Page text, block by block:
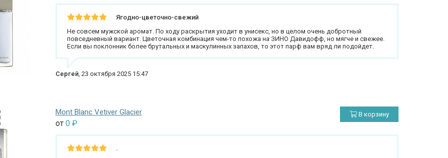
Ягодно-цветочно-свежий
Не совсем мужской аромат. По ходу раскрытия уходит в унисекс, но в целом очень добротный
повседневный вариант. Цветочная комбинация чем-то похожа на ЗИНО Давидофф, но мягче и свежее.
Если вы поклонник более брутальных и маскулинных запахов, то этот парф вам вряд ли подойдет.
Сергей, 23 октября 2025 15:47
Mont Blanc Vetiver Glacier
от 0 ₽
В корзину
.